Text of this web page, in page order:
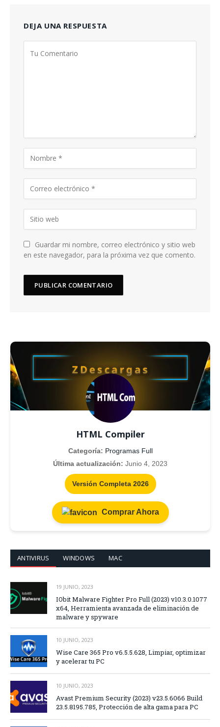
DEJA UNA RESPUESTA
Guardar mi nombre, correo electrónico y sitio web
en este navegador, para la próxima vez que comento.
HTML Compiler
Categoría: Programas Full
Última actualización: Junio 4, 2023
Versión Completa 2026
Comprar Ahora
ANTIVIRUS WINDOWS MAC
19 JUNIO, 2023
IObit Malware Fighter Pro Full (2023) v10.3.0.1077
x64, Herramienta avanzada de eliminación de
malware y spyware
10 JUNIO, 2023
Wise Care 365 Pro v6.5.5.628, Limpiar, optimizar
y acelerar tu PC
10 JUNIO, 2023
Avast Premium Security (2023) v23.5.6066 Build
23.5.8195.785, Protección de alta gama para PC